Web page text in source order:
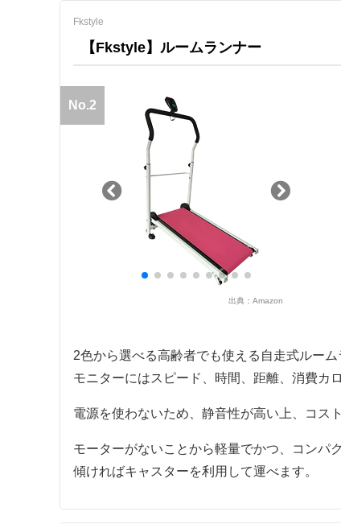
Fkstyle
【Fkstyle】ルームランナー
No.2
出典：Amazon
2色から選べる高齢者でも使える自走式ルーム
モニターにはスピード、時間、距離、消費カ
電源を使わないため、静音性が高い上、コス
モーターがないことから軽量でかつ、コンパ
傾ければキャスターを利用して運べます。